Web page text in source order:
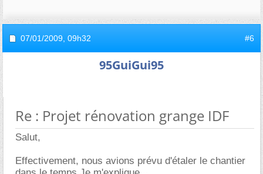
07/01/2009, 09h32 #6
95GuiGui95
Re : Projet rénovation grange IDF
Salut,
Effectivement, nous avions prévu d'étaler le chantier